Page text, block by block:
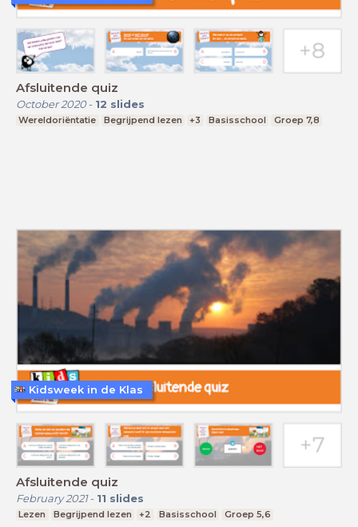
Afsluitende quiz
October 2020- 12 slides
Wereldoriëntatie Begrijpend lezen +3 Basisschool Groep 7,8
Afsluitende quiz
February 2021- 11 slides
Lezen Begrijpend lezen +2 Basisschool Groep 5,6
Kidsweek in de Klas